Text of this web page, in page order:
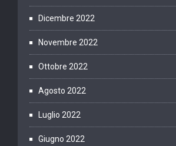
Dicembre 2022
Novembre 2022
Ottobre 2022
Agosto 2022
Luglio 2022
Giugno 2022